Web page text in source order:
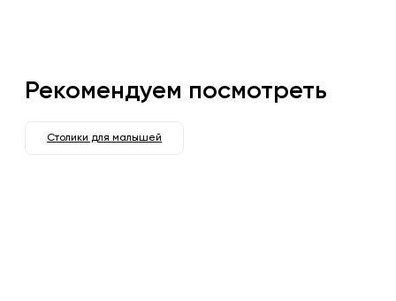
Рекомендуем посмотреть
Столики для малышей